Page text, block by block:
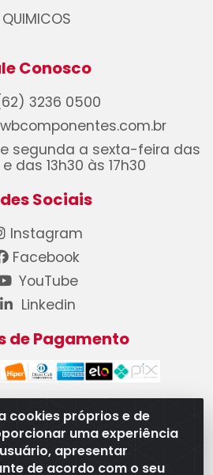
cookies próprios e de
uma experiência
apresentar
de acordo com o seu
QUIMICOS
Conosco
3236 0500
segunda a sexta-feira das
das 13h30 às 17h30
Sociais
Instagram
Facebook
YouTube
Linkedin
de Pagamento
Automotivos LTDA - CNPJ
- Rua do Níquel, 667 - Parque
GO - CEP 74375-660